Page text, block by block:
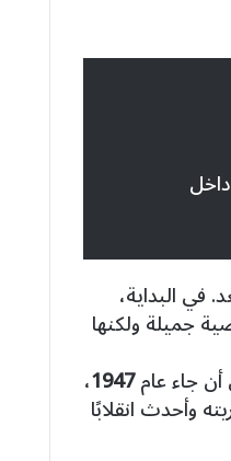
في البداية،
جميلة ولكنها
أن جاء عام1947،
وأحدث انقلابًا